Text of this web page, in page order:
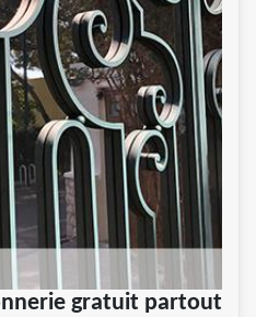
gratuit partout